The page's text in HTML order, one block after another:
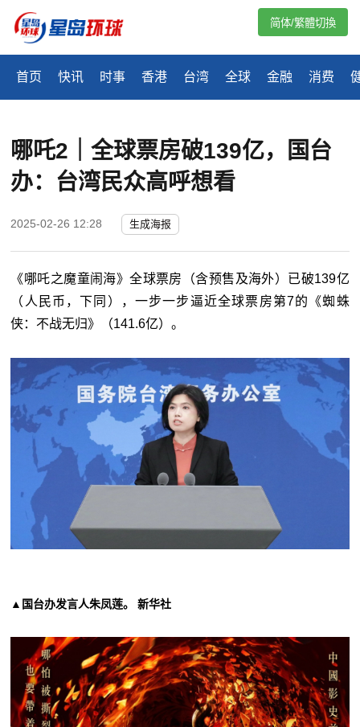
首页 快讯 时事 香港 台湾 全球 金融 消费
简体/繁體切換
哪吒2｜全球票房破139亿，国台
办：台湾民众高呼想看
2025-02-26 12:28 生成海报
《哪吒之魔童闹海》全球票房（含预售及海外）已破139亿
（人民币，下同），一步一步逼近全球票房第7的《蜘蛛
侠：不战无归》（141.6亿）。
▲国台办发言人朱凤莲。 新华社